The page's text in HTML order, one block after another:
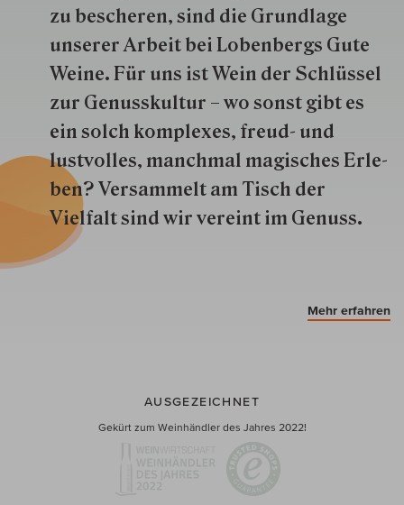
zu besche­ren, sind die Grund­lage
unserer Arbeit bei Lobenbergs Gute
Weine. Für uns ist Wein der Schlüs­sel
zur Genuss­kultur – wo sonst gibt es
ein solch kom­plexes, freud- und
lustvolles, manchmal ma­gisch­es Er­le­
ben? Versammelt am Tisch der
Vielfalt sind wir ver­eint im Genuss.
Mehr erfahren
AUSGEZEICHNET
Gekürt zum Weinhändler des Jahres 2022!